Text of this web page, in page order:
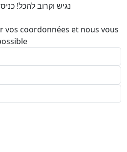
נגיש וקרוב להכל! כניסה ב 1.12.24 נכס
vos coordonnées et nous vous